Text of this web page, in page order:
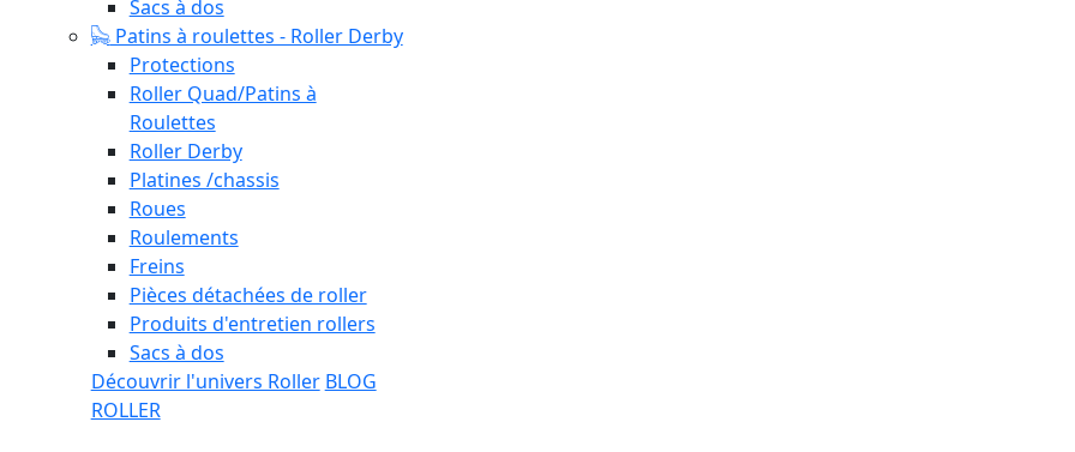
Sacs à dos
Patins à roulettes - Roller Derby
Protections
Roller Quad/Patins à
Roulettes
Roller Derby
Platines /chassis
Roues
Roulements
Freins
Pièces détachées de roller
Produits d'entretien rollers
Sacs à dos
Découvrir l'univers Roller BLOG
ROLLER